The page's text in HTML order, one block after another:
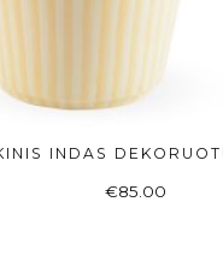
Į KREPŠELĮ
INDAS
€85.00